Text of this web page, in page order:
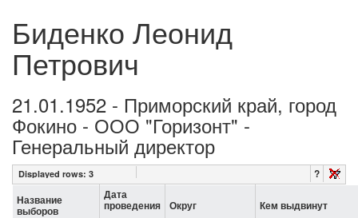
Биденко Леонид
Петрович
21.01.1952 - Приморский край, город
Фокино - ООО "Горизонт" -
Генеральный директор
Displayed rows: 3 ?
Название
выборов
Дата
проведения
Округ Кем выдвинут